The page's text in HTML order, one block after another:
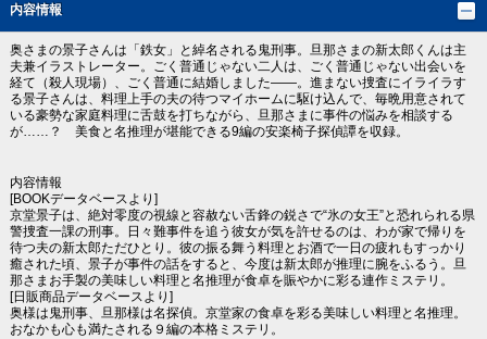
内容情報
奥さまの景子さんは「鉄女」と綽名される鬼刑事。旦那さまの新太郎くんは主
夫兼イラストレーター。ごく普通じゃない二人は、ごく普通じゃない出会いを
経て（殺人現場）、ごく普通に結婚しました――。進まない捜査にイライラす
る景子さんは、料理上手の夫の待つマイホームに駆け込んで、毎晩用意されて
いる豪勢な家庭料理に舌鼓を打ちながら、旦那さまに事件の悩みを相談する
が……？ 美食と名推理が堪能できる9編の安楽椅子探偵譚を収録。
内容情報
[BOOKデータベースより]
京堂景子は、絶対零度の視線と容赦ない舌鋒の鋭さで“氷の女王”と恐れられる県
警捜査一課の刑事。日々難事件を追う彼女が気を許せるのは、わが家で帰りを
待つ夫の新太郎ただひとり。彼の振る舞う料理とお酒で一日の疲れもすっかり
癒された頃、景子が事件の話をすると、今度は新太郎が推理に腕をふるう。旦
那さまお手製の美味しい料理と名推理が食卓を賑やかに彩る連作ミステリ。
[日販商品データベースより]
奥様は鬼刑事、旦那様は名探偵。京堂家の食卓を彩る美味しい料理と名推理。
おなかも心も満たされる９編の本格ミステリ。